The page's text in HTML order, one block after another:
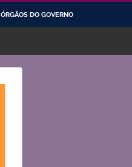
ÓRGÃOS DO GOVERNO